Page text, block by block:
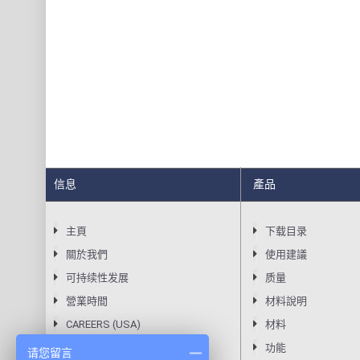
信息
主頁
關於我們
可持续性发展
營業時間
CAREERS (USA)
隱私聲明
產品
下载目录
使用建議
质量
材料說明
材料
功能
请您留言